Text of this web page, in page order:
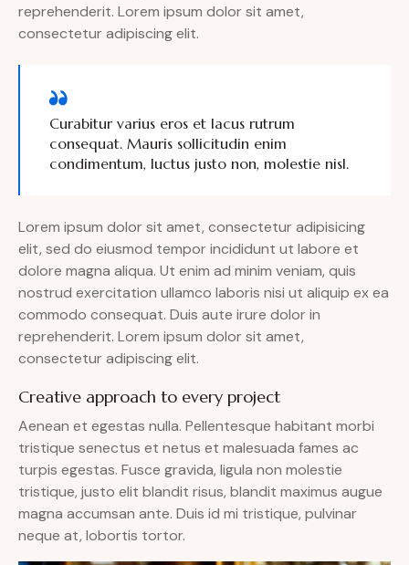
reprehenderit. Lorem ipsum dolor sit amet,
consectetur adipiscing elit.
Curabitur varius eros et lacus rutrum
consequat. Mauris sollicitudin enim
condimentum, luctus justo non, molestie nisl.
Lorem ipsum dolor sit amet, consectetur adipisicing
elit, sed do eiusmod tempor incididunt ut labore et
dolore magna aliqua. Ut enim ad minim veniam, quis
nostrud exercitation ullamco laboris nisi ut aliquip ex ea
commodo consequat. Duis aute irure dolor in
reprehenderit. Lorem ipsum dolor sit amet,
consectetur adipiscing elit.
Creative approach to every project
Aenean et egestas nulla. Pellentesque habitant morbi
tristique senectus et netus et malesuada fames ac
turpis egestas. Fusce gravida, ligula non molestie
tristique, justo elit blandit risus, blandit maximus augue
magna accumsan ante. Duis id mi tristique, pulvinar
neque at, lobortis tortor.